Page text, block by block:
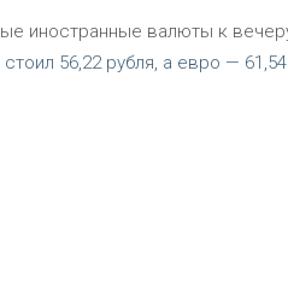
иностранные валюты к
56,22 рубля, а евро — 61,54